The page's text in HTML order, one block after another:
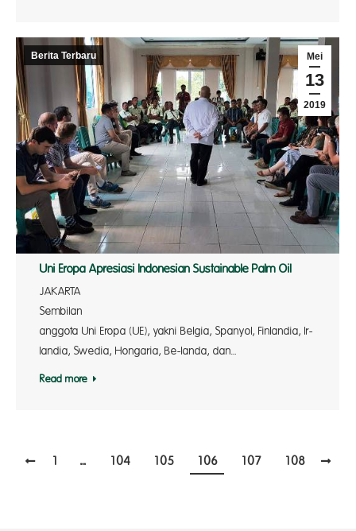
Mei
13
2019
Berita Terbaru
Uni Eropa Apresiasi Indonesian Sustainable Palm Oil
JAKARTA
Sembilan
anggota Uni Eropa (UE), yakni Belgia, Spanyol, Finlandia, Ir-
landia, Swedia, Hongaria, Be-landa, dan…
Read more
1 … 104 105 106 107 108